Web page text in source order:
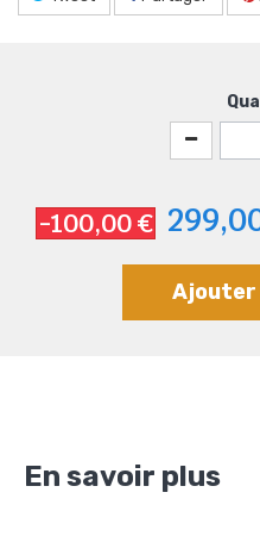
-100,00 €
Ajouter
En savoir plus